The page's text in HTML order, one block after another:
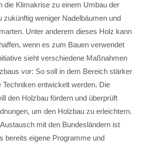
die Klimakrise zu einem Umbau der
zukünftig weniger Nadelbäumen und
Unter anderem dieses Holz kann
wenn es zum Bauen verwendet
sieht verschiedene Maßnahmen
vor: So soll in dem Bereich stärker
Techniken entwickelt werden. Die
den Holzbau fördern und überprüft
um den Holzbau zu erleichtern.
mit den Bundesländern ist
bereits eigene Programme und